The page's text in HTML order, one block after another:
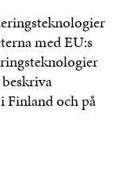
med EU:s
Finland och på